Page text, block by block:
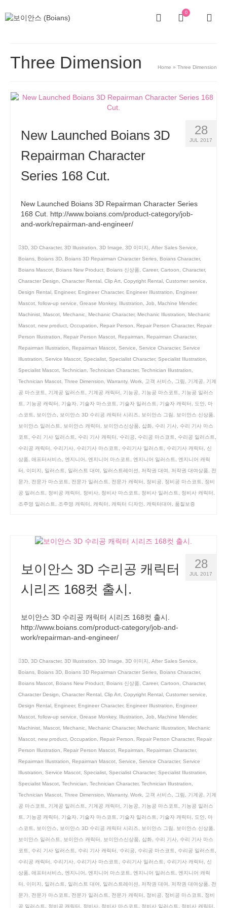
0
Three Dimension Home » Three Dimension
28
JUL 2017
New Launched Boians 3D
Repairman Character
Series 168 Cut.
New Launched Boians 3D Repairman Character Series
168 Cut. http://www.boians.com/product-category/job-
and-work/repairman-and-engineer/
3D 3D Character, 3D Illustration 3D Image 3D 이미지 After Sales Service
Boians
Boians 3D Boians 3D Repairman Character Series Boians Character,
Boians Mascot
Boians New Product Boians 신상품 Career, Cartoon Character,
Character Design
Character Rental Clip Art Copyright Rental Customer service
Design Rental
Engineer, Engineer Character, Engineer Illustration
Engineer
Mascot follow-up service Grease Monkey, Illustration Job Machine Mender,
Machinist
Mascot Mechanic Mechanic Character, Mechanic Illustration
Mechanic
Mascot new product Occupation Repair Person Repair Person Character, Repair
Person Illustration
Repair Person Mascot Repairman Repairman Character,
Repairman Illustration
Repairman Mascot Service Service Character, Service
Illustration
Service Mascot Specialist Specialist Character, Specialist Illustration
Specialist Mascot Technician Technician Character, Technician Illustration
Technician Mascot Three Dimension Warranty, Work 고객 서비스 그림 기계공
기계
공 마스코트
기계공 일러스트 기계공 캐릭터 기능공 기능공 마스코트
기능공 일러스
트
기능공 캐릭터 기술자 기술자 마스코트 기술자 일러스트 기술자 캐릭터 도안
마
스코트
보이안스 보이안스 3D 수리공 캐릭터 시리즈 보이안스 그림 보이안스 신상품
보이안스 일러스트
보이안스 캐릭터 보이안스신상품 삽화 수리 기사
수리 기사 마스
코트
수리 기사 일러스트 수리 기사 캐릭터 수리공 수리공 마스코트 수리공 일러스트
수리공 캐릭터
수리기사 수리기사 마스코트 수리기사 일러스트 수리기사 캐릭터
신
상품
애프터서비스 엔지니어 엔지니어 마스코트 엔지니어 일러스트
엔지니어 캐릭
터
이미지 일러스트 일러스트 대여 일러스트레이션 저작권 대여 저작권 대여상품
전
문가
전문가 마스코트 전문가 일러스트 전문가 캐릭터 정비공 정비공 마스코트
정비
공 일러스트
정비공 캐릭터 정비사 정비사 마스코트 정비사 일러스트 정비사 캐릭터
조주영 일러스트
조주영 캐릭터 캐릭터 캐릭터 디자인 캐릭터대여 품질보증
28
JUL 2017
보이안스 3D 수리공 캐릭터
시리즈 168컷 출시.
보이안스 3D 수리공 캐릭터 시리즈 168컷 출시.
http://www.boians.com/product-category/job-and-
work/repairman-and-engineer/
3D, 3D Character, 3D Illustration, 3D Image, 3D 이미지, After Sales Service,
Boians, Boians 3D, Boians 3D Repairman Character Series, Boians Character,
Boians Mascot, Boians New Product, Boians 신상품, Career, Cartoon, Character,
Character Design, Character Rental, Clip Art, Copyright Rental, Customer service,
Design Rental, Engineer, Engineer Character, Engineer Illustration, Engineer
Mascot, follow-up service, Grease Monkey, Illustration, Job, Machine Mender,
Machinist, Mascot, Mechanic, Mechanic Character, Mechanic Illustration, Mechanic
Mascot, new product, Occupation, Repair Person, Repair Person Character, Repair
Person Illustration, Repair Person Mascot, Repairman, Repairman Character,
Repairman Illustration, Repairman Mascot, Service, Service Character, Service
Illustration, Service Mascot, Specialist, Specialist Character, Specialist Illustration,
Specialist Mascot, Technician, Technician Character, Technician Illustration,
Technician Mascot, Three Dimension, Warranty, Work, 고객 서비스, 그림, 기계공, 기계
공 마스코트, 기계공 일러스트, 기계공 캐릭터, 기능공, 기능공 마스코트, 기능공 일러스
트, 기능공 캐릭터, 기술자, 기술자 마스코트, 기술자 일러스트, 기술자 캐릭터, 도안, 마
스코트, 보이안스, 보이안스 3D 수리공 캐릭터 시리즈, 보이안스 그림, 보이안스 신상품,
보이안스 일러스트, 보이안스 캐릭터, 보이안스신상품, 삽화, 수리 기사, 수리 기사 마스
코트, 수리 기사 일러스트, 수리 기사 캐릭터, 수리공, 수리공 마스코트, 수리공 일러스트,
수리공 캐릭터, 수리기사, 수리기사 마스코트, 수리기사 일러스트, 수리기사 캐릭터, 신
상품, 애프터서비스, 엔지니어, 엔지니어 마스코트, 엔지니어 일러스트, 엔지니어 캐릭
터, 이미지, 일러스트, 일러스트 대여, 일러스트레이션, 저작권 대여, 저작권 대여상품, 전
문가, 전문가 마스코트, 전문가 일러스트, 전문가 캐릭터, 정비공, 정비공 마스코트, 정비
공 일러스트, 정비공 캐릭터, 정비사, 정비사 마스코트, 정비사 일러스트, 정비사 캐릭터,